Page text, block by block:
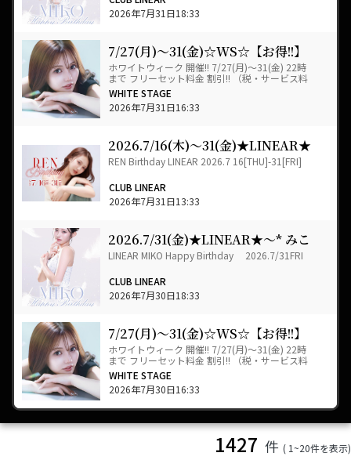
2026年7月31日18:33
7/27(月)～31(金)☆WS☆【お得!!】
ホワイトウィーク🍷✨
ホワイトウィーク 開催!! 7/27(月)～31(金) 22時
まで フリーセット料金 割引!! （税・サービス料
込み） 23…
WHITE STAGE
2026年7月31日16:33
2026.7/16(木)～31(金)★LINEAR★
～* れん *～HAPPY★BIRTHDAY
REN Birthday LINEAR 2026.7 16[THU]-31[FRI]
CLUB LINEAR
2026年7月31日13:33
2026.7/31(金)★LINEAR★～* みこ
*～HAPPY★BIRTHDAY+゜
LINEAR MIKO Happy Birthday 2026.7/31FRI
CLUB LINEAR
2026年7月30日18:33
7/27(月)～31(金)☆WS☆【お得!!】
ホワイトウィーク🍷✨
ホワイトウィーク 開催!! 7/27(月)～31(金) 22時
まで フリーセット料金 割引!! （税・サービス料
込み） 23…
WHITE STAGE
2026年7月30日16:33
1427 件 ( 1~20件を表示)